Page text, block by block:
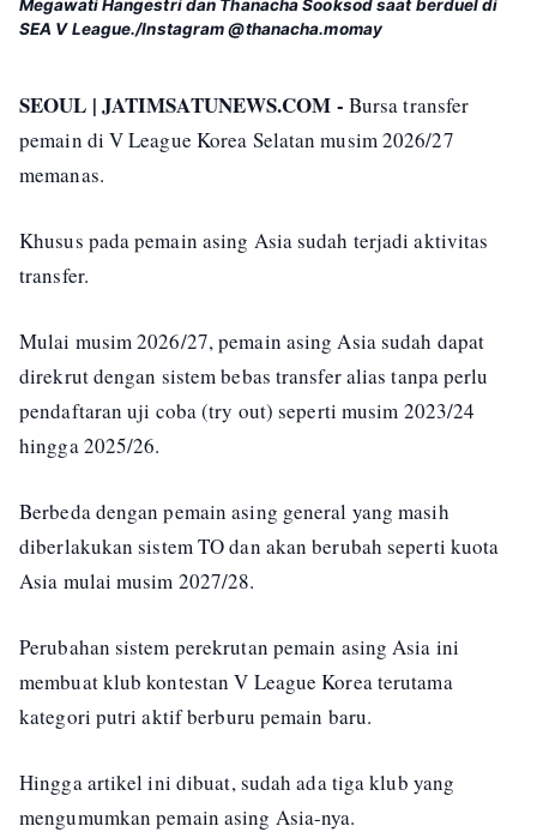
Megawati Hangestri dan Thanacha Sooksod saat berduel di
SEA V League./Instagram @thanacha.momay
SEOUL | JATIMSATUNEWS.COM - Bursa transfer
pemain di V League Korea Selatan musim 2026/27
memanas.
Khusus pada pemain asing Asia sudah terjadi aktivitas
transfer.
Mulai musim 2026/27, pemain asing Asia sudah dapat
direkrut dengan sistem bebas transfer alias tanpa perlu
pendaftaran uji coba (try out) seperti musim 2023/24
hingga 2025/26.
Berbeda dengan pemain asing general yang masih
diberlakukan sistem TO dan akan berubah seperti kuota
Asia mulai musim 2027/28.
Perubahan sistem perekrutan pemain asing Asia ini
membuat klub kontestan V League Korea terutama
kategori putri aktif berburu pemain baru.
Hingga artikel ini dibuat, sudah ada tiga klub yang
mengumumkan pemain asing Asia-nya.